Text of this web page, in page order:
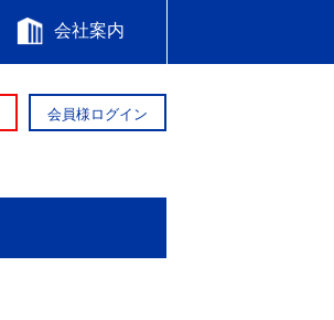
会社案内
会員様ログイン